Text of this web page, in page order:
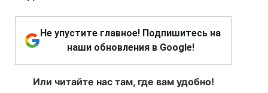
Не упустите главное! Подпишитесь на
наши обновления в Google!
Или читайте нас там, где вам удобно!